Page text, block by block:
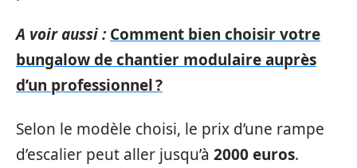
A voir aussi : Comment bien choisir votre
bungalow de chantier modulaire auprès
d’un professionnel ?
Selon le modèle choisi, le prix d’une rampe
d’escalier peut aller jusqu’à 2000 euros.